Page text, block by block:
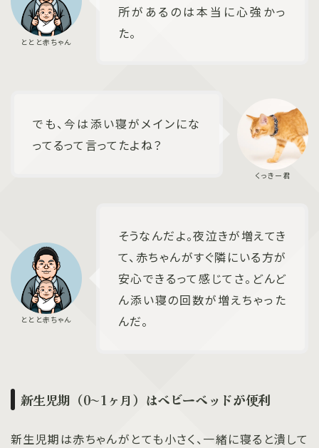
所があるのは本当に心強かっ
た。
でも、今は添い寝がメインにな
ってるって言ってたよね？
そうなんだよ。夜泣きが増えてき
て、赤ちゃんがすぐ隣にいる方が
安心できるって感じてさ。どんど
ん添い寝の回数が増えちゃった
んだ。
新生児期（0〜1ヶ月）はベビーベッドが便利
新生児期は赤ちゃんがとても小さく、一緒に寝ると潰して